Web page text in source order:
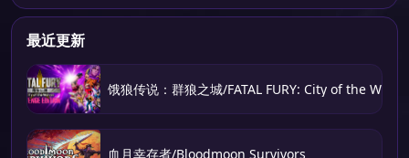
最近更新
饿狼传说：群狼之城/FATAL FURY: City of the
血月幸存者/Bloodmoon Survivors